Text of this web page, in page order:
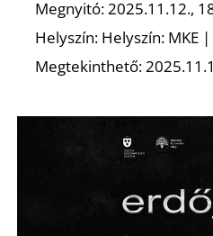
Megnyitó: 2025.11.12.,
Helyszín: Helyszín: MKE
Megtekinthető: